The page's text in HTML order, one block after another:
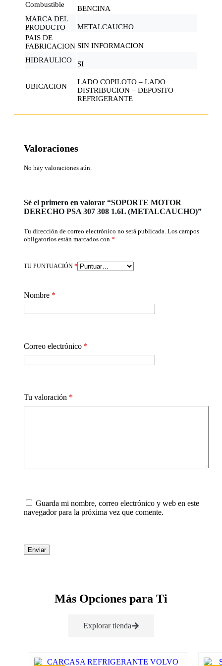
Combustible
BENCINA
MARCA DEL
PRODUCTO
METALCAUCHO
PAIS DE
FABRICACION SIN INFORMACION
HIDRAULICO
SI
UBICACION
LADO COPILOTO – LADO
DISTRIBUCION – DEPOSITO
REFRIGERANTE
Valoraciones
No hay valoraciones aún.
Sé el primero en valorar “SOPORTE MOTOR
DERECHO PSA 307 308 1.6L (METALCAUCHO)”
Tu dirección de correo electrónico no será publicada. Los campos
obligatorios están marcados con *
TU PUNTUACIÓN *
Nombre *
Correo electrónico *
Tu valoración *
Guarda mi nombre, correo electrónico y web en este
navegador para la próxima vez que comente.
Enviar
Más Opciones para Ti
Explorar tienda